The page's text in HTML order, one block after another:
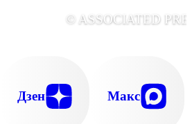
© ASSOCIATED
Дзен Макс